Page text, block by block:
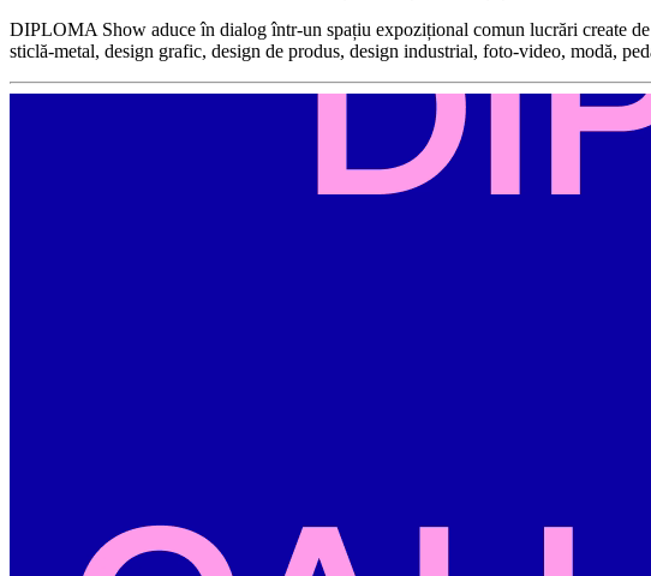
DIPLOMA Show aduce în dialog într-un spațiu expozițional comun lucrări create
sticlă-metal, design grafic, design de produs, design industrial, foto-video, modă,